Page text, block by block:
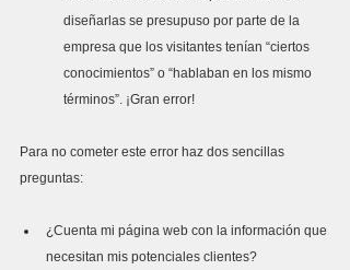
diseñarlas se presupuso por parte de la
empresa que los visitantes tenían “ciertos
conocimientos” o “hablaban en los mismo
términos”. ¡Gran error!
Para no cometer este error haz dos sencillas
preguntas:
¿Cuenta mi página web con la información que
necesitan mis potenciales clientes?